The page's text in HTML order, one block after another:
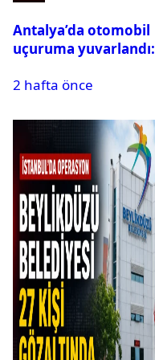
Antalya’da otomobil
uçuruma yuvarlandı:
var
2 hafta önce